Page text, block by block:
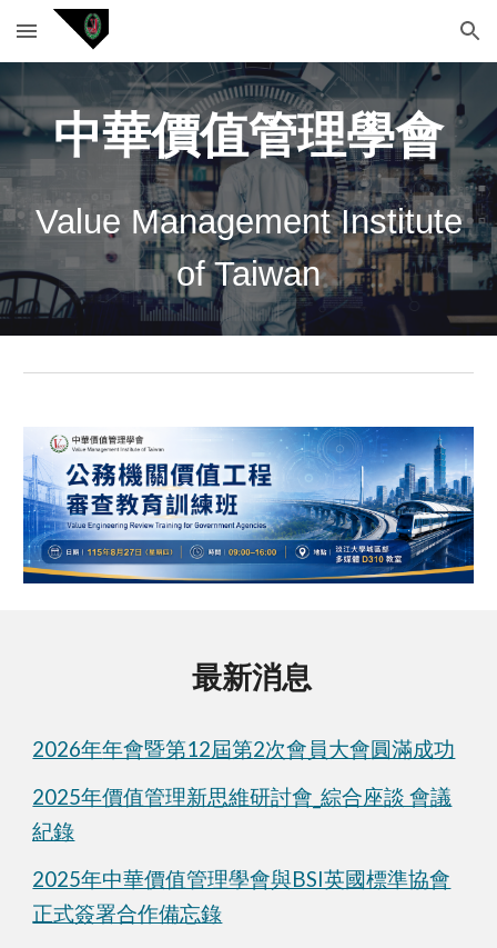
Skip to main content Skip to navigation
中華價值管理學會
Value Management Institute
of Taiwan
最新消息
2026年年會暨第12屆第2次會員大會圓滿成功
2025年價值管理新思維研討會 _綜合座談 會議
紀錄
2025年中華價值管理學會與BSI英國標準協會
正式簽署合作備忘錄